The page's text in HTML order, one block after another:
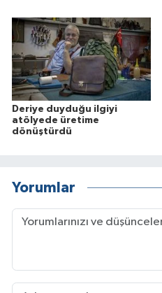
Deriye duyduğu ilgiyi
atölyede üretime
dönüştürdü
Yorumlar